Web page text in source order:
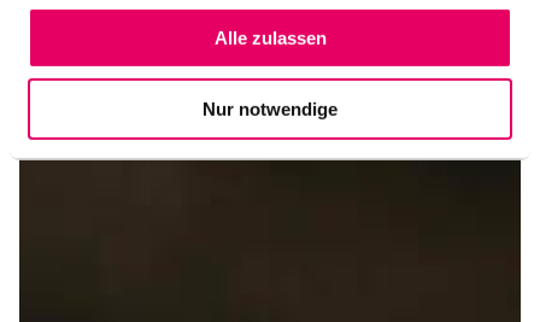
Alle zulassen
Nur notwendige